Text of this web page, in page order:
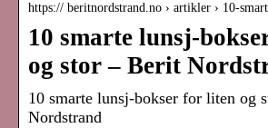
https:// beritnordstrand.no › artikler › 10-
10 smarte lunsj-
og stor – Berit
10 smarte lunsj-bokser for liten og
Nordstrand